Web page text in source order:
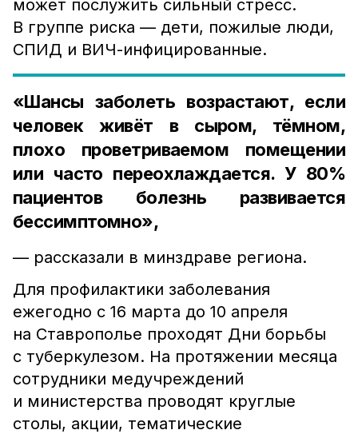
может послужить сильный стресс.
В группе риска — дети, пожилые люди,
СПИД и ВИЧ-инфицированные.
«Шансы заболеть возрастают, если
человек живёт в сыром, тёмном,
плохо проветриваемом помещении
или часто переохлаждается. У 80%
пациентов болезнь развивается
бессимптомно»,
— рассказали в минздраве региона.
Для профилактики заболевания
ежегодно с 16 марта до 10 апреля
на Ставрополье проходят Дни борьбы
с туберкулезом. На протяжении месяца
сотрудники медучреждений
и министерства проводят круглые
столы, акции, тематические